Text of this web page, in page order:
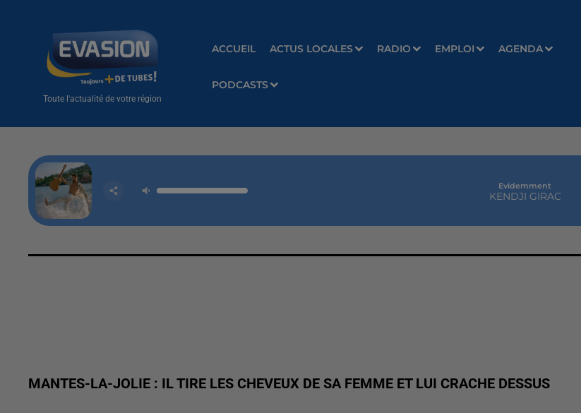
Toute l'actualité de votre région
ACCUEIL ACTUS LOCALES RADIO EMPLOI AGENDA
PODCASTS
Evidemment
KENDJI GIRAC
MANTES-LA-JOLIE : IL TIRE LES CHEVEUX DE SA FEMME ET LUI CRACHE DESSUS